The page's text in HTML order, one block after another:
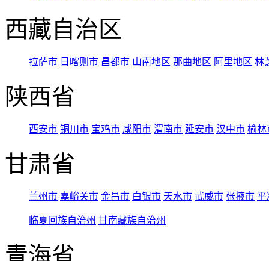
西藏自治区
拉萨市 日喀则市 昌都市 山南地区 那曲地区 阿里地区 林
陕西省
西安市 铜川市 宝鸡市 咸阳市 渭南市 延安市 汉中市 榆林
甘肃省
兰州市 嘉峪关市 金昌市 白银市 天水市 武威市 张掖市 平
临夏回族自治州 甘南藏族自治州
青海省